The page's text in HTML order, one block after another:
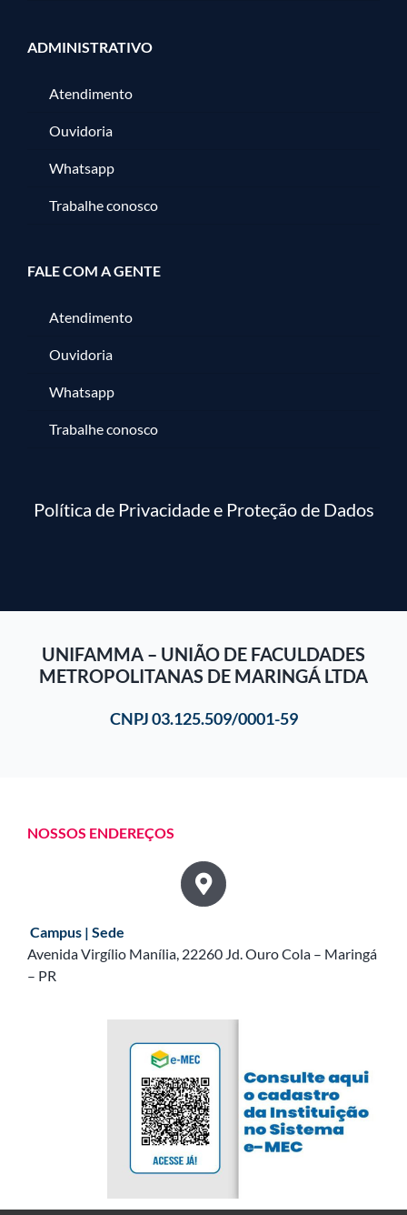
ADMINISTRATIVO
Atendimento
Ouvidoria
Whatsapp
Trabalhe conosco
FALE COM A GENTE
Atendimento
Ouvidoria
Whatsapp
Trabalhe conosco
Política de Privacidade e Proteção de Dados
UNIFAMMA – UNIÃO DE FACULDADES
METROPOLITANAS DE MARINGÁ LTDA
CNPJ 03.125.509/0001-59
NOSSOS ENDEREÇOS
Campus | Sede
Avenida Virgílio Manília, 22260 Jd. Ouro Cola – Maringá
– PR